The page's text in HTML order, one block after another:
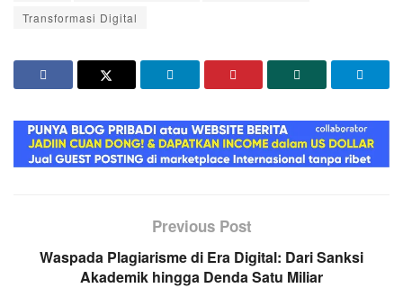
Transformasi Digital
Previous Post
Waspada Plagiarisme di Era Digital: Dari Sanksi
Akademik hingga Denda Satu Miliar